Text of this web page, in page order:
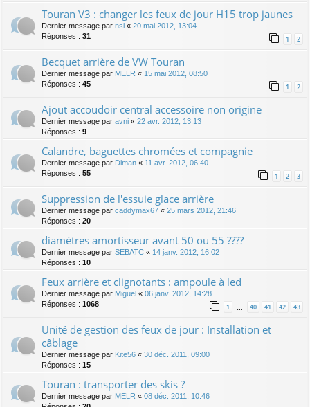
Touran V3 : changer les feux de jour H15 trop jaunes
Dernier message par nsi « 20 mai 2012, 13:04
Réponses : 31 1 2
Becquet arrière de VW Touran
Dernier message par MELR « 15 mai 2012, 08:50
Réponses : 45 1 2
Ajout accoudoir central accessoire non origine
Dernier message par avni « 22 avr. 2012, 13:13
Réponses : 9
Calandre, baguettes chromées et compagnie
Dernier message par Diman « 11 avr. 2012, 06:40
Réponses : 55 1 2 3
Suppression de l'essuie glace arrière
Dernier message par caddymax67 « 25 mars 2012, 21:46
Réponses : 20
diamétres amortisseur avant 50 ou 55 ????
Dernier message par SEBATC « 14 janv. 2012, 16:02
Réponses : 10
Feux arrière et clignotants : ampoule à led
Dernier message par Miguel « 06 janv. 2012, 14:28
Réponses : 1068 1 … 40 41 42 43
Unité de gestion des feux de jour : Installation et
câblage
Dernier message par Kite56 « 30 déc. 2011, 09:00
Réponses : 15
Touran : transporter des skis ?
Dernier message par MELR « 08 déc. 2011, 10:46